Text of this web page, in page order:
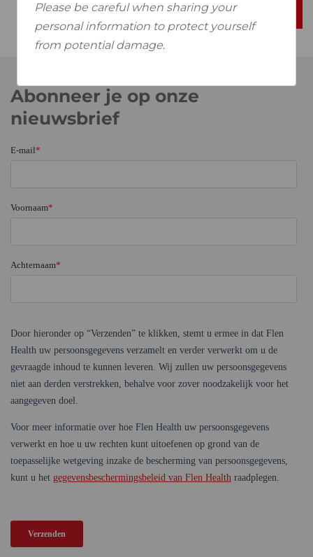
Meer lezen
Abonneer je op onze
nieuwsbrief
Please be careful when sharing your
personal information to protect yourself
from potential damage.